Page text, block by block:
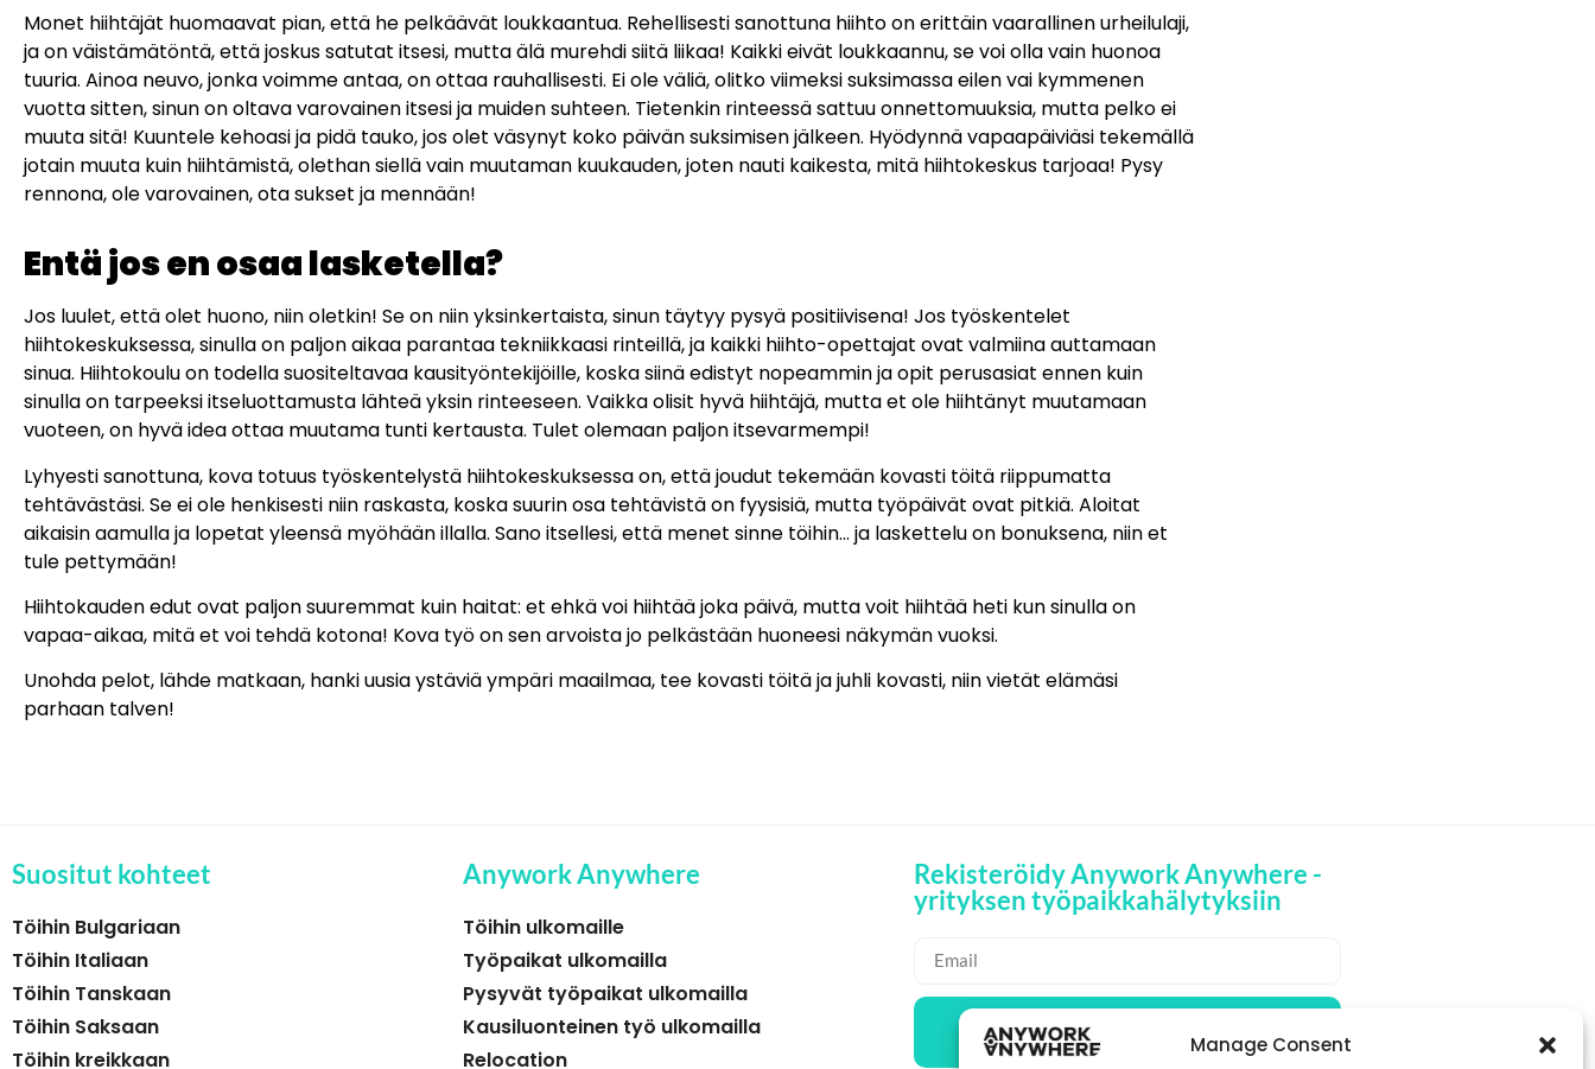
Manage Consent
Monet hiihtäjät huomaavat pian, että he pelkäävät loukkaantua. Rehellisesti sanottuna hiihto on erittäin vaarallinen urheilulaji,
ja on väistämätöntä, että joskus satutat itsesi, mutta älä murehdi siitä liikaa! Kaikki eivät loukkaannu, se voi olla vain huonoa
tuuria. Ainoa neuvo, jonka voimme antaa, on ottaa rauhallisesti. Ei ole väliä, olitko viimeksi suksimassa eilen vai kymmenen
vuotta sitten, sinun on oltava varovainen itsesi ja muiden suhteen. Tietenkin rinteessä sattuu onnettomuuksia, mutta pelko ei
muuta sitä! Kuuntele kehoasi ja pidä tauko, jos olet väsynyt koko päivän suksimisen jälkeen. Hyödynnä vapaapäiviäsi tekemällä
jotain muuta kuin hiihtämistä, olethan siellä vain muutaman kuukauden, joten nauti kaikesta, mitä hiihtokeskus tarjoaa! Pysy
rennona, ole varovainen, ota sukset ja mennään!
Entä jos en osaa lasketella?
Jos luulet, että olet huono, niin oletkin! Se on niin yksinkertaista, sinun täytyy pysyä positiivisena! Jos työskentelet
hiihtokeskuksessa, sinulla on paljon aikaa parantaa tekniikkaasi rinteillä, ja kaikki hiihto-opettajat ovat valmiina auttamaan
sinua. Hiihtokoulu on todella suositeltavaa kausityöntekijöille, koska siinä edistyt nopeammin ja opit perusasiat ennen kuin
sinulla on tarpeeksi itseluottamusta lähteä yksin rinteeseen. Vaikka olisit hyvä hiihtäjä, mutta et ole hiihtänyt muutamaan
vuoteen, on hyvä idea ottaa muutama tunti kertausta. Tulet olemaan paljon itsevarmempi!
Lyhyesti sanottuna, kova totuus työskentelystä hiihtokeskuksessa on, että joudut tekemään kovasti töitä riippumatta
tehtävästäsi. Se ei ole henkisesti niin raskasta, koska suurin osa tehtävistä on fyysisiä, mutta työpäivät ovat pitkiä. Aloitat
aikaisin aamulla ja lopetat yleensä myöhään illalla. Sano itsellesi, että menet sinne töihin… ja laskettelu on bonuksena, niin et
tule pettymään!
Hiihtokauden edut ovat paljon suuremmat kuin haitat: et ehkä voi hiihtää joka päivä, mutta voit hiihtää heti kun sinulla on
vapaa-aikaa, mitä et voi tehdä kotona! Kova työ on sen arvoista jo pelkästään huoneesi näkymän vuoksi.
Unohda pelot, lähde matkaan, hanki uusia ystäviä ympäri maailmaa, tee kovasti töitä ja juhli kovasti, niin vietät elämäsi
parhaan talven!
Suositut kohteet
Töihin Bulgariaan
Töihin Italiaan
Töihin Tanskaan
Töihin Saksaan
Töihin kreikkaan
Anywork Anywhere
Töihin ulkomaille
Työpaikat ulkomailla
Pysyvät työpaikat ulkomailla
Kausiluonteinen työ ulkomailla
Relocation
Rekisteröidy Anywork Anywhere -
yrityksen työpaikkahälytyksiin
🌞 VASTAANOTA
TYÖPAIKKAILMOITUKSET